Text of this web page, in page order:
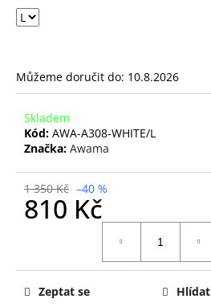
Můžeme doručit do: 10.8.2026
Skladem
Kód: AWA-A308-WHITE/L
Značka: Awama
1 350 Kč –40 %
810 Kč
Zeptat se Hlídat